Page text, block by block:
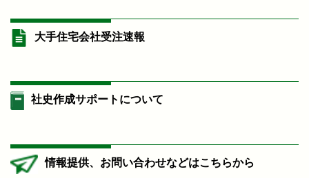
大手住宅会社受注速報
社史作成サポートについて
情報提供、お問い合わせなどはこちらから